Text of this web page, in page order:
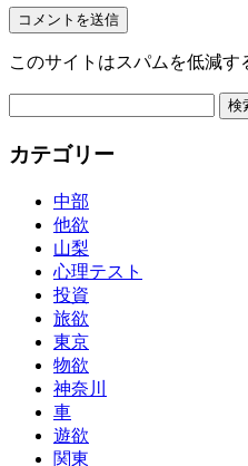
このサイトはスパムを低減す
カテゴリー
中部
他欲
山梨
心理テスト
投資
旅欲
東京
物欲
神奈川
車
遊欲
関東